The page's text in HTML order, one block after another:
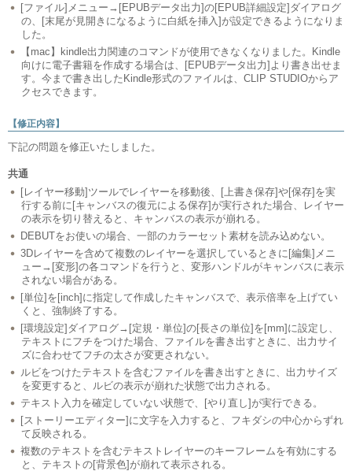
[ファイル]メニュー→[EPUBデータ出力]の[EPUB詳細設定]ダイアログ
の、[末尾が見開きになるように白紙を挿入]が設定できるようになりま
した。
【mac】kindle出力関連のコマンドが使用できなくなりました。Kindle
向けに電子書籍を作成する場合は、[EPUBデータ出力]より書き出せま
す。今まで書き出したKindle形式のファイルは、CLIP STUDIOからア
クセスできます。
【修正内容】
下記の問題を修正いたしました。
共通
[レイヤー移動]ツールでレイヤーを移動後、[上書き保存]や[保存]を実
行する前に[キャンバスの復元による保存]が実行された場合、レイヤー
の表示を切り替えると、キャンバスの表示が崩れる。
DEBUTをお使いの場合、一部のカラーセット素材を読み込めない。
3Dレイヤーを含めて複数のレイヤーを選択しているときに[編集]メニ
ュー→[変形]の各コマンドを行うと、変形ハンドルがキャンバスに表示
されない場合がある。
[単位]を[inch]に指定して作成したキャンバスで、表示倍率を上げてい
くと、強制終了する。
[環境設定]ダイアログ→[定規・単位]の[長さの単位]を[mm]に設定し、
テキストにフチをつけた場合、ファイルを書き出すときに、出力サイ
ズに合わせてフチの太さが変更されない。
ルビをつけたテキストを含むファイルを書き出すときに、出力サイズ
を変更すると、ルビの表示が崩れた状態で出力される。
テキスト入力を確定していない状態で、[やり直し]が実行できる。
[ストーリーエディター]に文字を入力すると、フキダシの中心からずれ
て反映される。
複数のテキストを含むテキストレイヤーのキーフレームを有効にする
と、テキストの[背景色]が崩れて表示される。